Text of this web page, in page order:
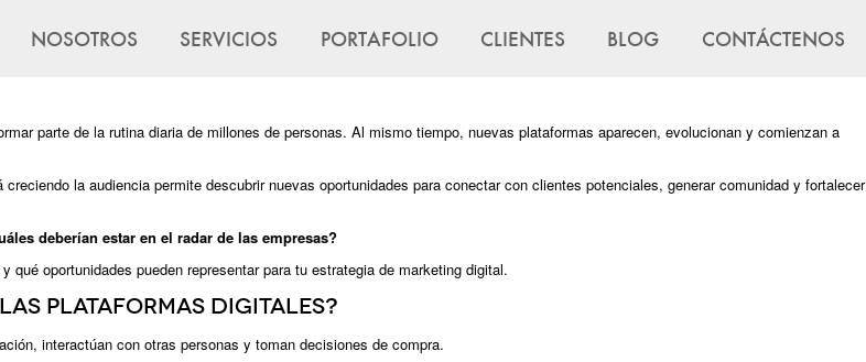
NOSOTROS SERVICIOS PORTAFOLIO CLIENTES BLOG CONTÁCTENOS
parte de la rutina diaria de millones de personas. Al mismo tiempo, nuevas plataformas aparecen, evolucionan y comienzan a
la audiencia permite descubrir nuevas oportunidades para conectar con clientes potenciales, generar comunidad y fortalecer
deberían estar en el radar de las empresas?
oportunidades pueden representar para tu estrategia de marketing digital.
plataformas digitales?
interactúan con otras personas y toman decisiones de compra.